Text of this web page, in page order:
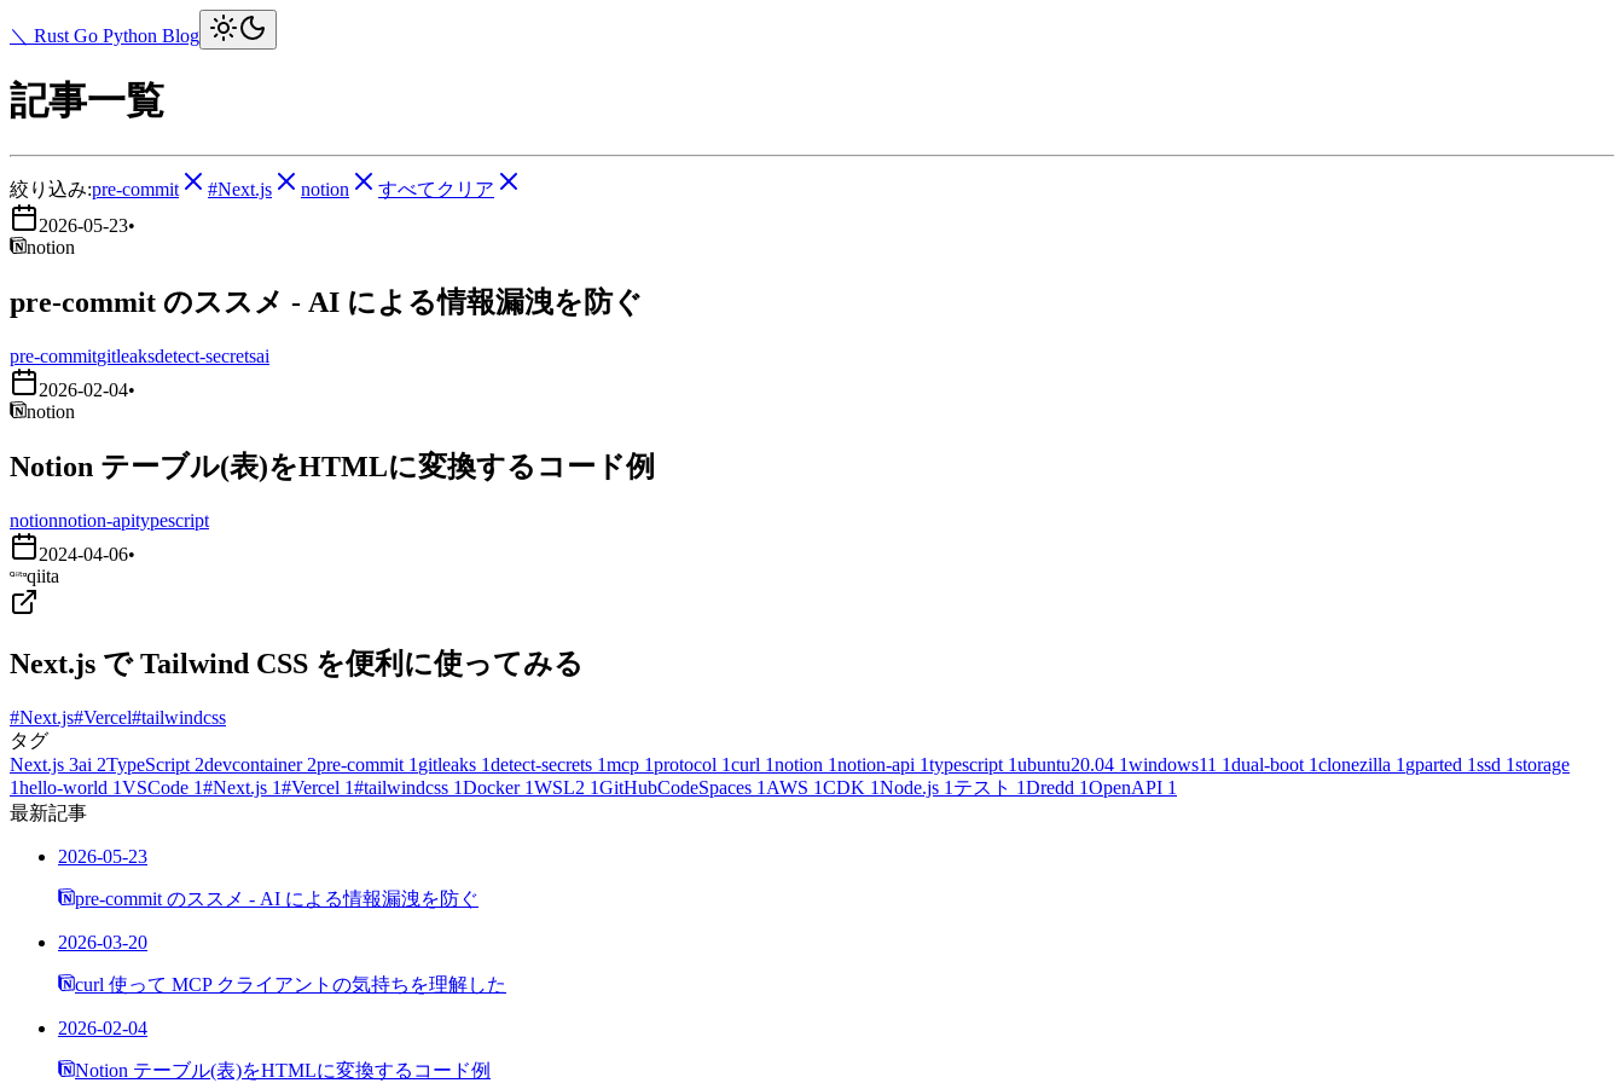
＼ Rust Go Python Blog
記事一覧
絞り込み:pre-commit #Next.js notion
すべてクリア
2026-05-23•
notion
pre-commit のススメ - AI による情報漏洩を防ぐ
pre-commitgitleaksdetect-secretsai
2026-02-04•
notion
Notion テーブル(表)をHTMLに変換するコード例
notionnotion-apitypescript
2024-04-06•
qiita
Next.js で Tailwind CSS を便利に使ってみる
#Next.js#Vercel#tailwindcss
タグ
Next.js 3ai 2TypeScript 2devcontainer 2pre-commit 1 gitleaks 1detect-secrets 1mcp 1protocol 1curl 1notion 1notion-api 1typescript 1ubuntu20.04 1windows11 1dual-boot 1clonezilla 1 gparted 1ssd 1storage
1hello-world 1VSCode 1#Next.js 1#Vercel 1#tailwindcss 1Docker 1WSL2 1GitHubCodeSpaces 1 AWS 1CDK 1Node.js 1 テスト 1Dredd 1OpenAPI 1
最新記事
2026-05-23
pre-commit のススメ - AI による情報漏洩を防ぐ
2026-03-20
curl 使って MCP クライアントの気持ちを理解した
2026-02-04
Notion テーブル(表)をHTMLに変換するコード例